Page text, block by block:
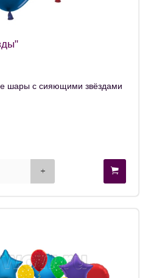
шары с сияющими звёздами